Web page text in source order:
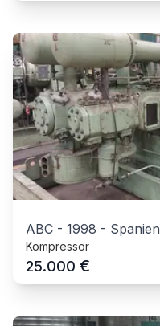
ABC - 1998 - Spanien
Kompressor
25.000 €